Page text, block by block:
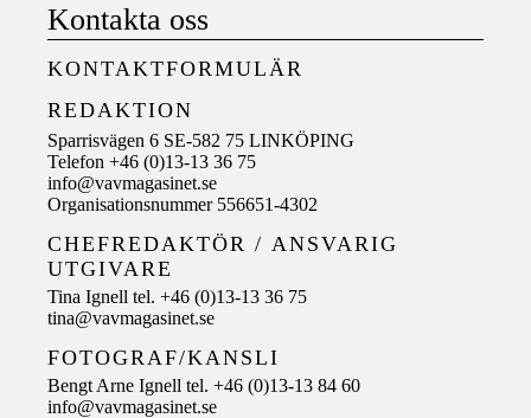
Kontakta oss
KONTAKTFORMULÄR
REDAKTION
Sparrisvägen 6 SE-582 75 LINKÖPING
Telefon +46 (0)13-13 36 75
info@vavmagasinet.se
Organisationsnummer 556651-4302
CHEFREDAKTÖR / ANSVARIG
UTGIVARE
Tina Ignell tel. +46 (0)13-13 36 75
tina@vavmagasinet.se
FOTOGRAF/KANSLI
Bengt Arne Ignell tel. +46 (0)13-13 84 60
info@vavmagasinet.se